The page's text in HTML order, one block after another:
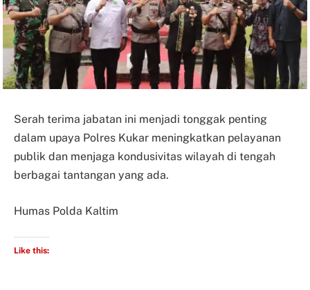
Serah terima jabatan ini menjadi tonggak penting
dalam upaya Polres Kukar meningkatkan pelayanan
publik dan menjaga kondusivitas wilayah di tengah
berbagai tantangan yang ada.
Humas Polda Kaltim
Like this: